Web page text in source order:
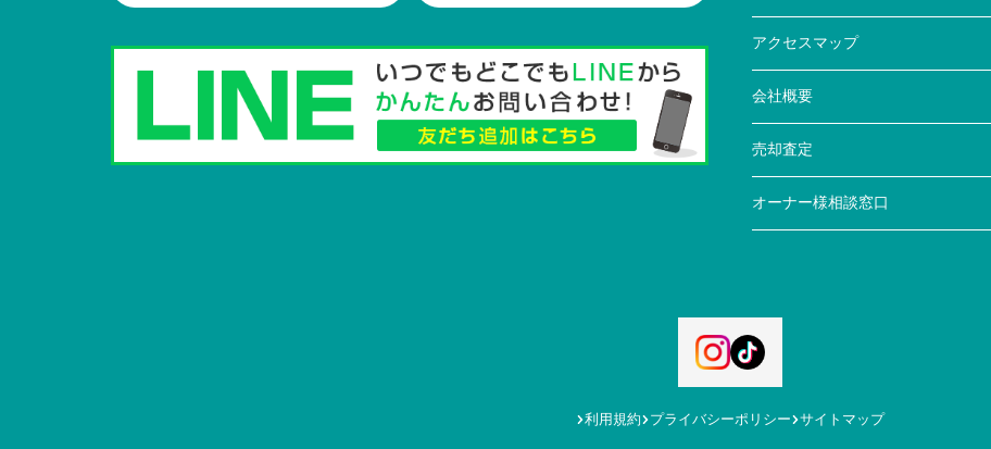
アクセスマップ
会社概要
売却査定
オーナー様相談窓口
利用規約 プライバシーポリシー サイトマップ